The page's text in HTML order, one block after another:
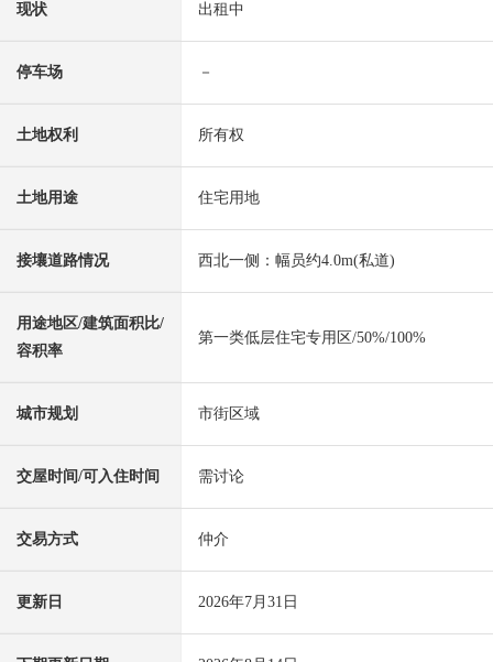
现状 出租中
停车场 －
土地权利 所有权
土地用途 住宅用地
接壤道路情况 西北一侧：幅员约4.0m(私道)
用途地区/建筑面积比/
容积率
第一类低层住宅专用区/50%/100%
城市规划 市街区域
交屋时间/可入住时间 需讨论
交易方式 仲介
更新日 2026年7月31日